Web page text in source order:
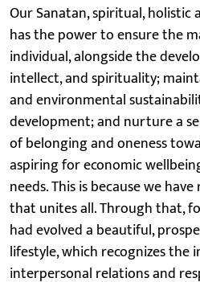
Our Sanatan, spiritual,
has the power to ensure the
individual, alongside the
intellect, and spirituality;
and environmental
development; and nurture a
of belonging and oneness
aspiring for economic
needs. This is because we
that unites all. Through that,
had evolved a beautiful,
lifestyle, which recognizes the
interpersonal relations and